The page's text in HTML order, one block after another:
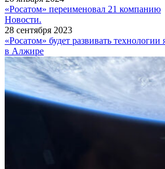
«Росатом» переименовал 21 компанию
Новости.
28 сентября 2023
«Росатом» будет развивать
в Алжире